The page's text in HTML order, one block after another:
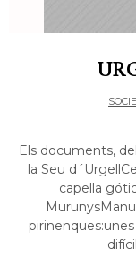
Els documents,
la Seu
capella
pirinenques:unes